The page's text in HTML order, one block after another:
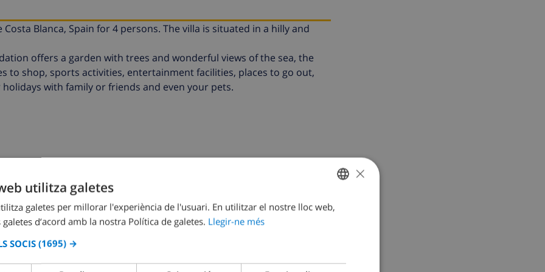
Blanca, Spain for 4 persons. The villa is situated in a hilly and
offers a garden with trees and wonderful views of the sea, the
to shop, sports activities, entertainment facilities, places to go out,
with family or friends and even your pets.
villa
CATALAN
SPANISH
×
utilitza galetes
galetes per millorar l'experiència de l'usuari. En utilitzar el nostre lloc web,
d’acord amb la nostra Política de galetes. Llegir-ne més
SOCIS (1695) →